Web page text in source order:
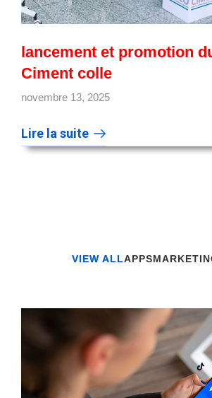
lancement et promotion
Ciment colle
novembre 13, 2025
Lire la suite
VIEW ALLAPPS